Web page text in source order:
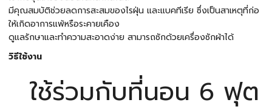
มีคุณสมบัติช่วยลดการสะสมของไรฝุ่น และแบคทีเรีย ซึ่งเป็นสาเหตุที่ก่อ
ให้เกิดอาการแพ้หรือระคายเคือง
ดูแลรักษาและทำความสะอาดง่าย สามารถซักด้วยเครื่องซักผ้าได้
วิธีใช้งาน
ใช้ร่วมกับที่นอน 6 ฟุต